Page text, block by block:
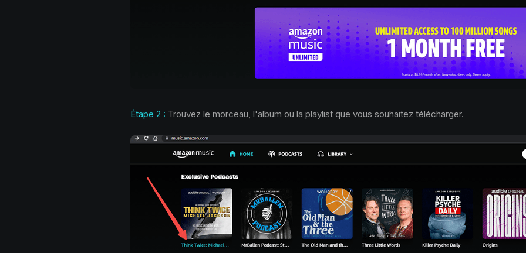
Étape 2 : Trouvez le morceau, l'album ou la playlist que vous souhaitez télécharger.